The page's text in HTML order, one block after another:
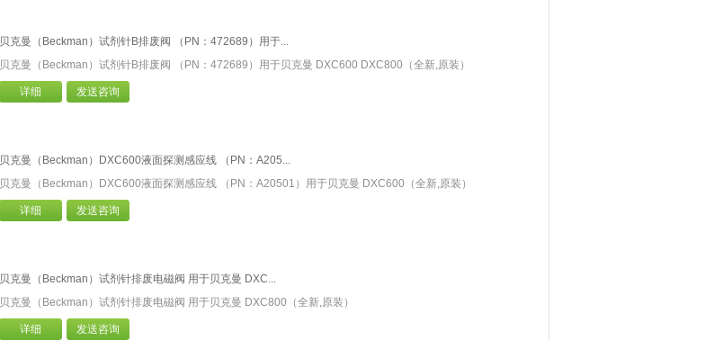
贝克曼（Beckman）试剂针B排废阀 （PN：472689）用于...
贝克曼（Beckman）试剂针B排废阀 （PN：472689）用于贝克曼 DXC600 DXC800（全新,原装）
详细 发送咨询
贝克曼（Beckman）DXC600液面探测感应线 （PN：A205...
贝克曼（Beckman）DXC600液面探测感应线 （PN：A20501）用于贝克曼 DXC600（全新,原装）
详细 发送咨询
贝克曼（Beckman）试剂针排废电磁阀 用于贝克曼 DXC...
贝克曼（Beckman）试剂针排废电磁阀 用于贝克曼 DXC800（全新,原装）
详细 发送咨询